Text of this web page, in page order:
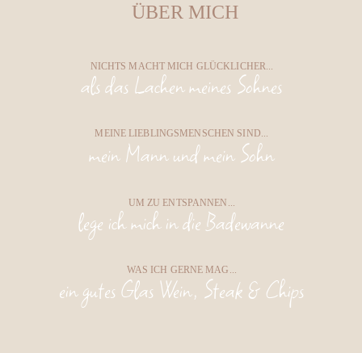
ÜBER MICH
NICHTS MACHT MICH GLÜCKLICHER...
als das Lachen meines Sohnes
MEINE LIEBLINGSMENSCHEN SIND...
mein Mann und mein Sohn
UM ZU ENTSPANNEN...
lege ich mich in die Badewanne
WAS ICH GERNE MAG...
ein gutes Glas Wein, Steak & Chips